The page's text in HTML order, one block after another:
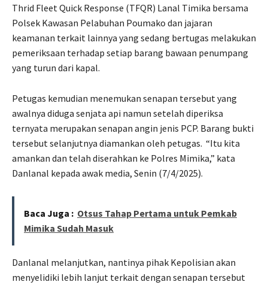
Thrid Fleet Quick Response (TFQR) Lanal Timika bersama
Polsek Kawasan Pelabuhan Poumako dan jajaran
keamanan terkait lainnya yang sedang bertugas melakukan
pemeriksaan terhadap setiap barang bawaan penumpang
yang turun dari kapal.
Petugas kemudian menemukan senapan tersebut yang
awalnya diduga senjata api namun setelah diperiksa
ternyata merupakan senapan angin jenis PCP. Barang bukti
tersebut selanjutnya diamankan oleh petugas. “Itu kita
amankan dan telah diserahkan ke Polres Mimika,” kata
Danlanal kepada awak media, Senin (7/4/2025).
Baca Juga : Otsus Tahap Pertama untuk Pemkab
Mimika Sudah Masuk
Danlanal melanjutkan, nantinya pihak Kepolisian akan
menyelidiki lebih lanjut terkait dengan senapan tersebut